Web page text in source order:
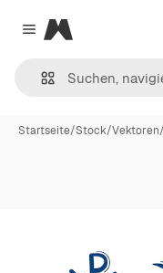
Close menu
Magnific
Startseite/Stock/Vektoren/